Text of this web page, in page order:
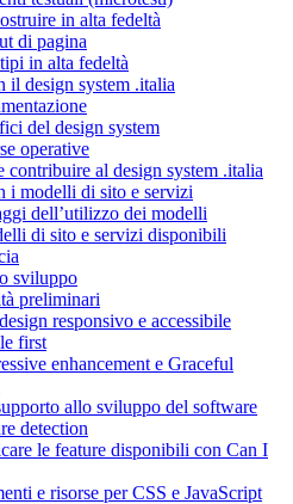
in alta fedeltà
di pagina
in alta fedeltà
il design system .italia
del design system
operative
contribuire al design system .italia
i modelli di sito e servizi
dell’utilizzo dei modelli
di sito e servizi disponibili
sviluppo
preliminari
responsivo e accessibile
first
enhancement e Graceful
allo sviluppo del software
detection
le feature disponibili con Can I
e risorse per CSS e JavaScript